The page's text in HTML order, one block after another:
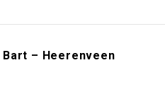
– Heerenveen